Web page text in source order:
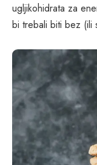
ugljikohidrata za
bi trebali biti bez (ili